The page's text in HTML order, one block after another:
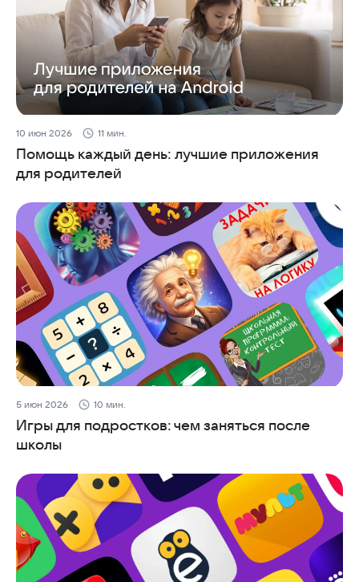
10 июн 2026 11 мин.
Помощь каждый день: лучшие приложения
для родителей
5 июн 2026 10 мин.
Игры для подростков: чем заняться после
школы